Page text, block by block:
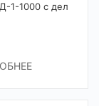
1-1000 с дел